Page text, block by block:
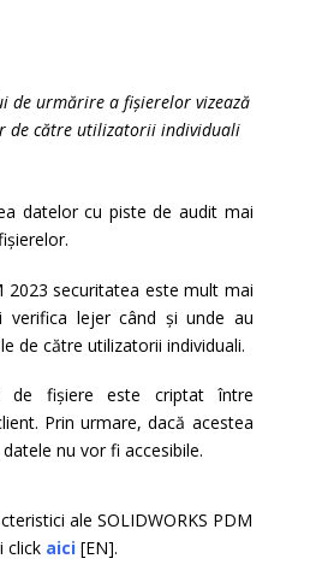
de urmărire a fișierelor vizează
de către utilizatorii individuali
datelor cu piste de audit mai
2023 securitatea este mult mai
verifica lejer când și unde au
de către utilizatorii individuali.
de fișiere este criptat între
Prin urmare, dacă acestea
nu vor fi accesibile.
ale SOLIDWORKS PDM
click aici [EN].